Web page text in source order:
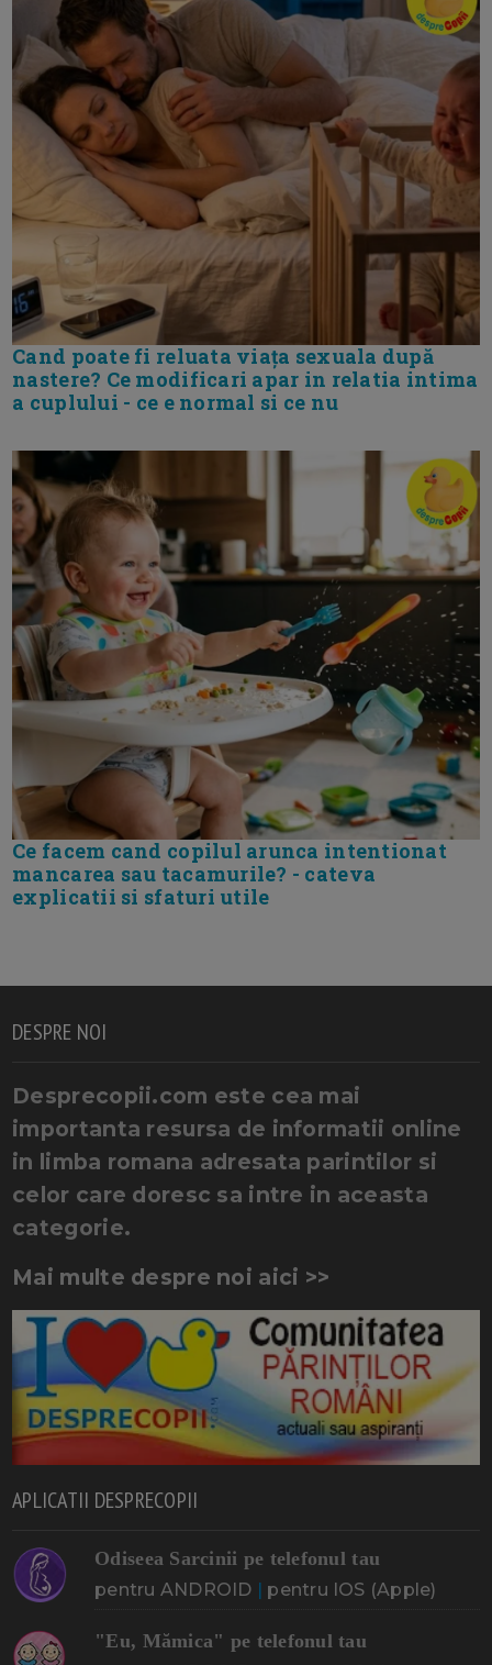
Cand poate fi reluata viața sexuala după
nastere? Ce modificari apar in relatia intima
a cuplului - ce e normal si ce nu
Ce facem cand copilul arunca intentionat
mancarea sau tacamurile? - cateva
explicatii si sfaturi utile
DESPRE NOI
Desprecopii.com este cea mai
importanta resursa de informatii online
in limba romana adresata parintilor si
celor care doresc sa intre in aceasta
categorie.
Mai multe despre noi aici >>
APLICATII DESPRECOPII
Odiseea Sarcinii pe telefonul tau
pentru ANDROID pentru IOS (Apple)
"Eu, Mămica" pe telefonul tau